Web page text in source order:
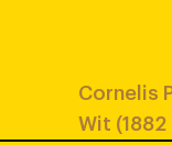
Cornelis
Wit (1882